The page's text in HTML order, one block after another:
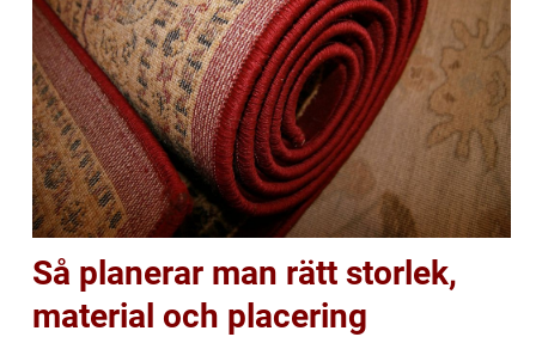
Så planerar man rätt storlek,
material och placering